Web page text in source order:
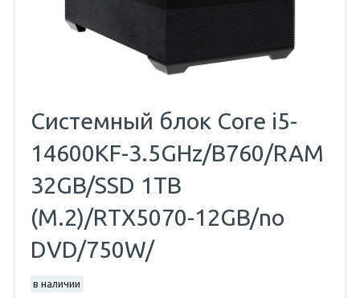
Системный блок Core i5-
14600KF-3.5GHz/B760/RAM
32GB/SSD 1TB
(M.2)/RTX5070-12GB/no
DVD/750W/
в наличии